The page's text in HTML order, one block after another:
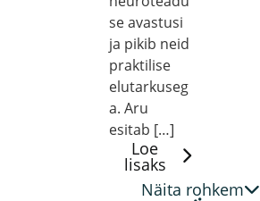
se avastusi
ja pikib neid
praktilise
elutarkuseg
a. Aru
esitab […]
Loe
lisaks
Näita rohkem